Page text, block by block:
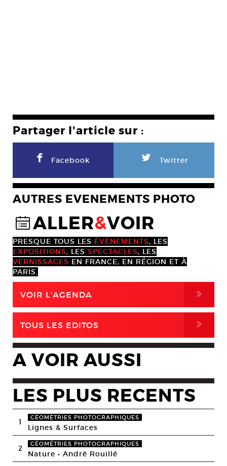
Partager l'article sur :
F Facebook L Twitter
AUTRES EVENEMENTS PHOTO
@ALLER&VOIR
PRESQUE TOUS LES ÉVÈNEMENTS, LES
EXPOSITIONS, LES SPECTACLES, LES
VERNISSAGES EN FRANCE, EN RÉGION ET À
PARIS.
VOIR L'AGENDA ,
TOUS LES EDITOS ,
A VOIR AUSSI
LES PLUS RECENTS
1 GÉOMÉTRIES PHOTOGRAPHIQUES
Lignes & Surfaces
2 GÉOMÉTRIES PHOTOGRAPHIQUES
Nature • André Rouillé